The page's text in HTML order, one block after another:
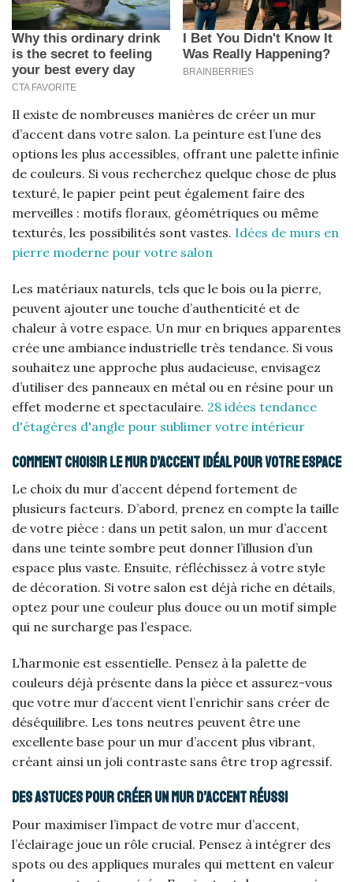
Il existe de nombreuses manières de créer un mur
d’accent dans votre salon. La peinture est l’une des
options les plus accessibles, offrant une palette infinie
de couleurs. Si vous recherchez quelque chose de plus
texturé, le papier peint peut également faire des
merveilles : motifs floraux, géométriques ou même
texturés, les possibilités sont vastes. Idées de murs en
pierre moderne pour votre salon
Les matériaux naturels, tels que le bois ou la pierre,
peuvent ajouter une touche d’authenticité et de
chaleur à votre espace. Un mur en briques apparentes
crée une ambiance industrielle très tendance. Si vous
souhaitez une approche plus audacieuse, envisagez
d’utiliser des panneaux en métal ou en résine pour un
effet moderne et spectaculaire. 28 idées tendance
d'étagères d'angle pour sublimer votre intérieur
Comment choisir le mur d’accent idéal pour votre espace
Le choix du mur d’accent dépend fortement de
plusieurs facteurs. D’abord, prenez en compte la taille
de votre pièce : dans un petit salon, un mur d’accent
dans une teinte sombre peut donner l’illusion d’un
espace plus vaste. Ensuite, réfléchissez à votre style
de décoration. Si votre salon est déjà riche en détails,
optez pour une couleur plus douce ou un motif simple
qui ne surcharge pas l’espace.
L’harmonie est essentielle. Pensez à la palette de
couleurs déjà présente dans la pièce et assurez-vous
que votre mur d’accent vient l’enrichir sans créer de
déséquilibre. Les tons neutres peuvent être une
excellente base pour un mur d’accent plus vibrant,
créant ainsi un joli contraste sans être trop agressif.
Des astuces pour créer un mur d’accent réussi
Pour maximiser l’impact de votre mur d’accent,
l’éclairage joue un rôle crucial. Pensez à intégrer des
spots ou des appliques murales qui mettent en valeur